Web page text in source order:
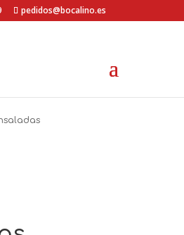
pedidos@bocalino.es